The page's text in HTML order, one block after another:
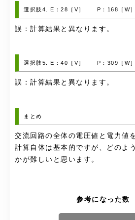
選択肢4. E：28［V］ P：168［W］
誤：計算結果と異なります。
選択肢5. E：40［V］ P：309［W］
誤：計算結果と異なります。
まとめ
交流回路の全体の電圧値と電力値
計算自体は基本的ですが、どのよ
かが難しいと思います。
参考になった数